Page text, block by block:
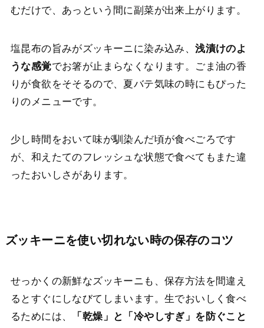
むだけで、あっという間に副菜が出来上がります。
塩昆布の旨みがズッキーニに染み込み、浅漬けのよ
うな感覚でお箸が止まらなくなります。ごま油の香
りが食欲をそそるので、夏バテ気味の時にもぴった
りのメニューです。
少し時間をおいて味が馴染んだ頃が食べごろです
が、和えたてのフレッシュな状態で食べてもまた違
ったおいしさがあります。
ズッキーニを使い切れない時の保存のコツ
せっかくの新鮮なズッキーニも、保存方法を間違え
るとすぐにしなびてしまいます。生でおいしく食べ
るためには、
「乾燥」と「冷やしすぎ」を防ぐこと